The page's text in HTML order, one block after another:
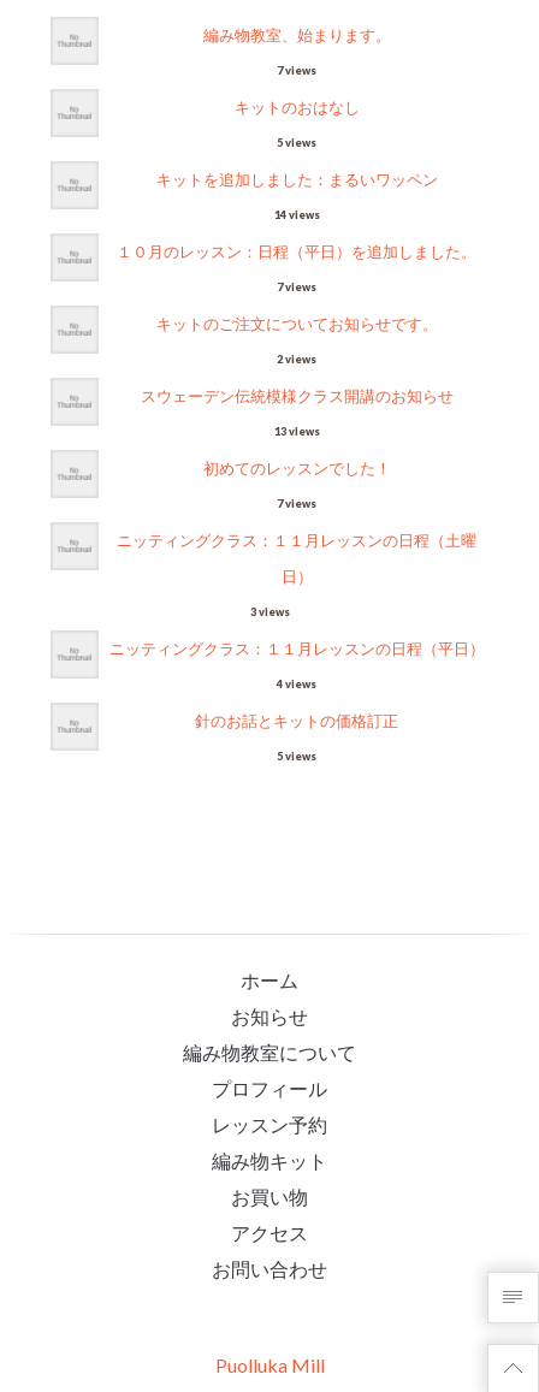
編み物教室、始まります。
7 views
キットのおはなし
5 views
キットを追加しました：まるいワッペン
14 views
１０月のレッスン：日程（平日）を追加しました。
7 views
キットのご注文についてお知らせです。
2 views
スウェーデン伝統模様クラス開講のお知らせ
13 views
初めてのレッスンでした！
7 views
ニッティングクラス：１１月レッスンの日程（土曜
日）
3 views
ニッティングクラス：１１月レッスンの日程（平日）
4 views
針のお話とキットの価格訂正
5 views
ホーム
お知らせ
編み物教室について
プロフィール
レッスン予約
編み物キット
お買い物
アクセス
お問い合わせ
Puolluka Mill